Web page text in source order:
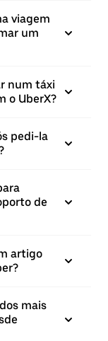
viagem
um
num táxi
o UberX?
pedi-la
de
artigo
mais